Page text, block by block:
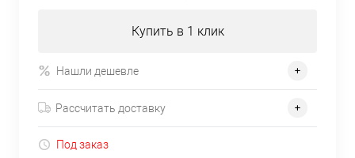
Купить в 1 клик
Нашли дешевле
Рассчитать доставку
Под заказ